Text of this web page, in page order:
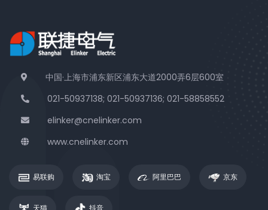
中国·上海市浦东新区浦东大道2000弄6层600室
021-50937138; 021-50937136; 021-58858552
elinker@cnelinker.com
www.cnelinker.com
易联购 淘宝 阿里巴巴 京东
天猫 抖音